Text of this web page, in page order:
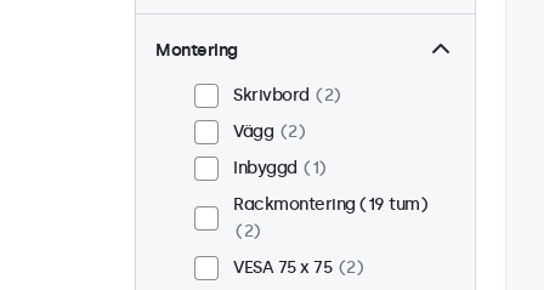
Montering
Skrivbord
2
Vägg
2
Inbyggd
1
Rackmontering (19 tum)
2
VESA 75 x 75
2